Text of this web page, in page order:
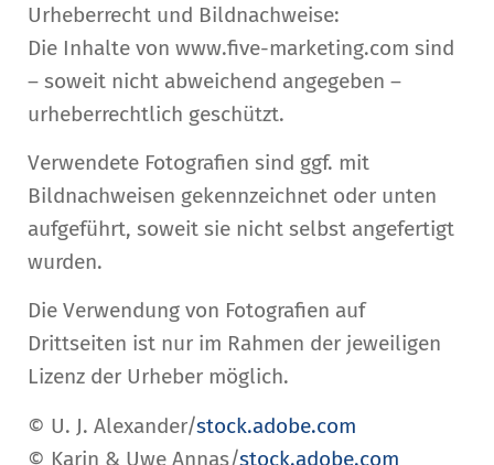
Urheberrecht und Bildnachweise:
Die Inhalte von www.five-marketing.com sind
– soweit nicht abweichend angegeben –
urheberrechtlich geschützt.
Verwendete Fotografien sind ggf. mit
Bildnachweisen gekennzeichnet oder unten
aufgeführt, soweit sie nicht selbst angefertigt
wurden.
Die Verwendung von Fotografien auf
Drittseiten ist nur im Rahmen der jeweiligen
Lizenz der Urheber möglich.
© U. J. Alexander/stock.adobe.com
© Karin & Uwe Annas/stock.adobe.com